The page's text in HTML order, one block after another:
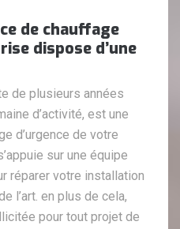
de chauffage
dispose d’une
de plusieurs années
d’activité, est une
d’urgence de votre
sur une équipe
réparer votre installation
l’art. en plus de cela,
pour tout projet de